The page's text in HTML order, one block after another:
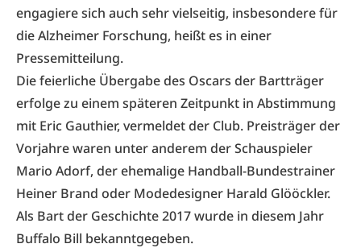
engagiere sich auch sehr vielseitig, insbesondere für
die Alzheimer Forschung, heißt es in einer
Pressemitteilung.
Die feierliche Übergabe des Oscars der Bartträger
erfolge zu einem späteren Zeitpunkt in Abstimmung
mit Eric Gauthier, vermeldet der Club. Preisträger der
Vorjahre waren unter anderem der Schauspieler
Mario Adorf, der ehemalige Handball-Bundestrainer
Heiner Brand oder Modedesigner Harald Glööckler.
Als Bart der Geschichte 2017 wurde in diesem Jahr
Buffalo Bill bekanntgegeben.